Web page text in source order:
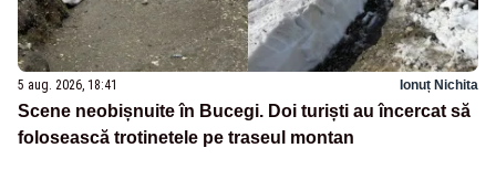
5 aug. 2026, 18:41 Ionuț Nichita
Scene neobișnuite în Bucegi. Doi turiști au încercat să
folosească trotinetele pe traseul montan